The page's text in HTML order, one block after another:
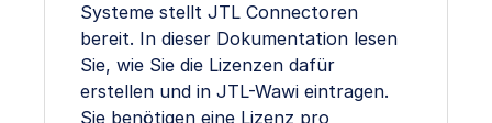
Systeme stellt JTL Connectoren
bereit. In dieser Dokumentation lesen
Sie, wie Sie die Lizenzen dafür
erstellen und in JTL-Wawi eintragen.
Sie benötigen eine Lizenz pro